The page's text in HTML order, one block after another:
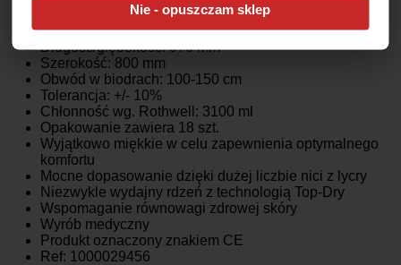
polipropylen, żywica, SAP
Rozmiar L
Długość/głębokość: 970 mm
Szerokość: 800 mm
Obwód w biodrach: 100-150 cm
Tolerancja: +/- 10%
Chłonność wg. Rothwell: 3100 ml
Opakowanie zawiera 18 szt.
Wyjątkowo miękkie w celu zapewnienia optymalnego
komfortu
Mocne dopasowanie dzięki dużej liczbie nici z lycry
Niezwykle wydajny rdzeń z technologią Top-Dry
Wspomaganie równowagi zdrowej skóry
Wyrób medyczny
Produkt oznaczony znakiem CE
Ref: 1000029456
Nie - opuszczam sklep